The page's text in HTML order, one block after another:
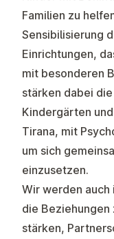
Familien zu
Sensibilisierung
Einrichtungen,
mit besonderen
stärken dabei
Kindergärten
Tirana, mit
um sich
einzusetzen.
Wir werden auch
die Beziehungen
stärken,